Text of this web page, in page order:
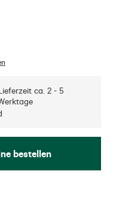
ca. 2 - 5
bestellen